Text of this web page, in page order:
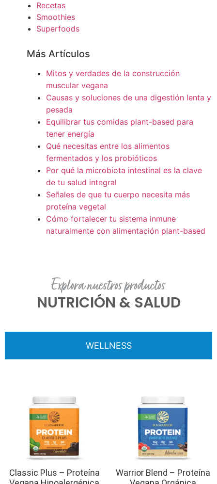
Recetas
Smoothies
Superfoods
Más Artículos
Mitos y verdades de la construcción
muscular vegana
Causas y soluciones de una digestión lenta y
pesada
Equilibrar tus comidas plant-based para
tener energía
Qué necesitas entre los alimentos
fermentados y los probióticos
Por qué la microbiota intestinal es la clave
de tu salud integral
Señales de que tu cuerpo necesita más
proteína vegetal
Cómo fortalecer tu sistema inmune
naturalmente con alimentación plant-based
Explora nuestros productos
NUTRICIÓN & SALUD
WELLNESS
Classic Plus – Proteína
Warrior Blend – Proteína